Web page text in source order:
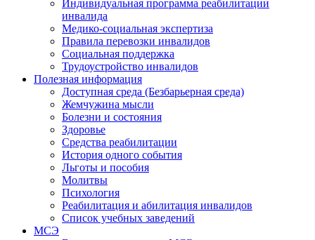
Индивидуальная программа реабилитации
инвалида
Медико-социальная экспертиза
Правила перевозки инвалидов
Социальная поддержка
Трудоустройство инвалидов
Полезная информация
Доступная среда (Безбарьерная среда)
Жемчужина мысли
Болезни и состояния
Здоровье
Средства реабилитации
История одного события
Льготы и пособия
Молитвы
Психология
Реабилитация и абилитация инвалидов
Список учебных заведений
МСЭ